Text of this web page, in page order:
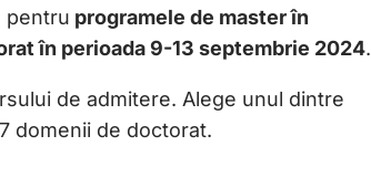
pentru programele de master în
în perioada 9-13 septembrie 2024.
de admitere. Alege unul dintre
domenii de doctorat.